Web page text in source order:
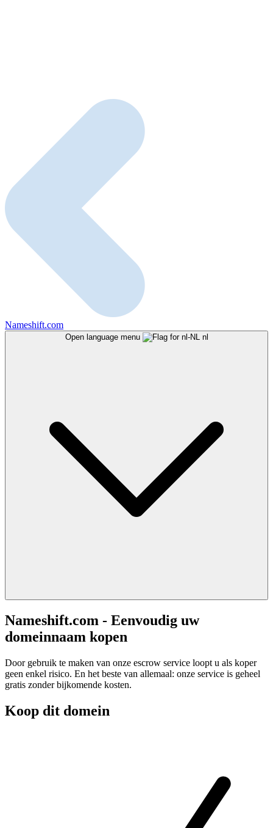
Nameshift.com
Open language menu nl
Nameshift.com - Eenvoudig uw
domeinnaam kopen
Door gebruik te maken van onze escrow service loopt u als koper
geen enkel risico. En het beste van allemaal: onze service is geheel
gratis zonder bijkomende kosten.
Koop dit domein